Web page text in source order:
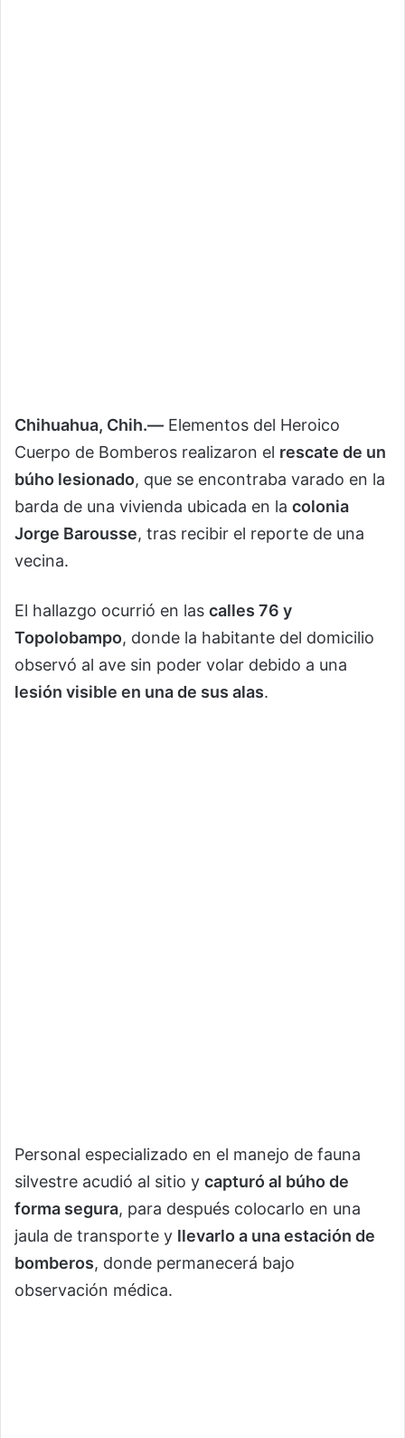
Chihuahua, Chih.— Elementos del Heroico
Cuerpo de Bomberos realizaron el rescate de un
búho lesionado, que se encontraba varado en la
barda de una vivienda ubicada en la colonia
Jorge Barousse, tras recibir el reporte de una
vecina.
El hallazgo ocurrió en las calles 76 y
Topolobampo, donde la habitante del domicilio
observó al ave sin poder volar debido a una
lesión visible en una de sus alas.
Personal especializado en el manejo de fauna
silvestre acudió al sitio y capturó al búho de
forma segura, para después colocarlo en una
jaula de transporte y llevarlo a una estación de
bomberos, donde permanecerá bajo
observación médica.